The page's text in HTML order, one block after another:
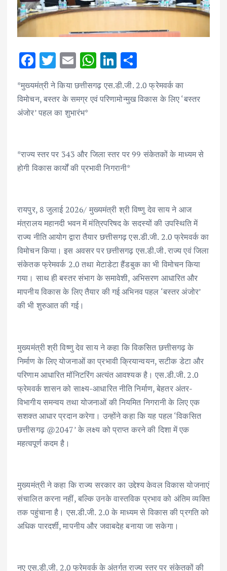
F
ac
e
b
k
T
w
it
te
E
m
ai
l
W
at
s
p
Li
n
k
e
ar
e
*मुख्यमंत्री ने किया छत्तीसगढ़ एस.डी.जी. 2.0 फ्रेमवर्क का
विमोचन, बस्तर के समग्र एवं परिणामोन्मुख विकास के लिए ‘बस्तर
अंजोर’ पहल का शुभारंभ*
*राज्य स्तर पर 343 और जिला स्तर पर 99 संकेतकों के माध्यम से
होगी विकास कार्यों की प्रभावी निगरानी*
रायपुर, 8 जुलाई 2026/ मुख्यमंत्री श्री विष्णु देव साय ने आज
मंत्रालय महानदी भवन में मंत्रिपरिषद के सदस्यों की उपस्थिति में
राज्य नीति आयोग द्वारा तैयार छत्तीसगढ़ एस.डी.जी. 2.0 फ्रेमवर्क का
विमोचन किया। इस अवसर पर छत्तीसगढ़ एस.डी.जी. राज्य एवं जिला
संकेतक फ्रेमवर्क 2.0 तथा मेटाडेटा हैंडबुक का भी विमोचन किया
गया। साथ ही बस्तर संभाग के समावेशी, अभिसरण आधारित और
मापनीय विकास के लिए तैयार की गई अभिनव पहल ‘बस्तर अंजोर’
की भी शुरुआत की गई।
मुख्यमंत्री श्री विष्णु देव साय ने कहा कि विकसित छत्तीसगढ़ के
निर्माण के लिए योजनाओं का प्रभावी क्रियान्वयन, सटीक डेटा और
परिणाम आधारित मॉनिटरिंग अत्यंत आवश्यक है। एस.डी.जी. 2.0
फ्रेमवर्क शासन को साक्ष्य-आधारित नीति निर्माण, बेहतर अंतर-
विभागीय समन्वय तथा योजनाओं की नियमित निगरानी के लिए एक
सशक्त आधार प्रदान करेगा। उन्होंने कहा कि यह पहल ‘विकसित
छत्तीसगढ़ @2047’ के लक्ष्य को प्राप्त करने की दिशा में एक
महत्वपूर्ण कदम है।
मुख्यमंत्री ने कहा कि राज्य सरकार का उद्देश्य केवल विकास योजनाएं
संचालित करना नहीं, बल्कि उनके वास्तविक प्रभाव को अंतिम व्यक्ति
तक पहुंचाना है। एस.डी.जी. 2.0 के माध्यम से विकास की प्रगति को
अधिक पारदर्शी, मापनीय और जवाबदेह बनाया जा सकेगा।
नए एस.डी.जी. 2.0 फ्रेमवर्क के अंतर्गत राज्य स्तर पर संकेतकों की